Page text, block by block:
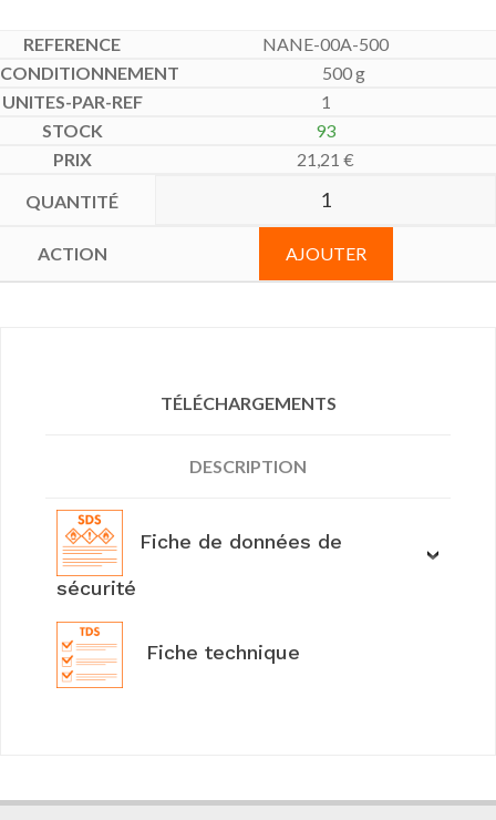
NANE-00A-500
500 g
1
93
21,21 €
AJOUTER
TÉLÉCHARGEMENTS
DESCRIPTION
Fiche de données de
sécurité
Fiche technique